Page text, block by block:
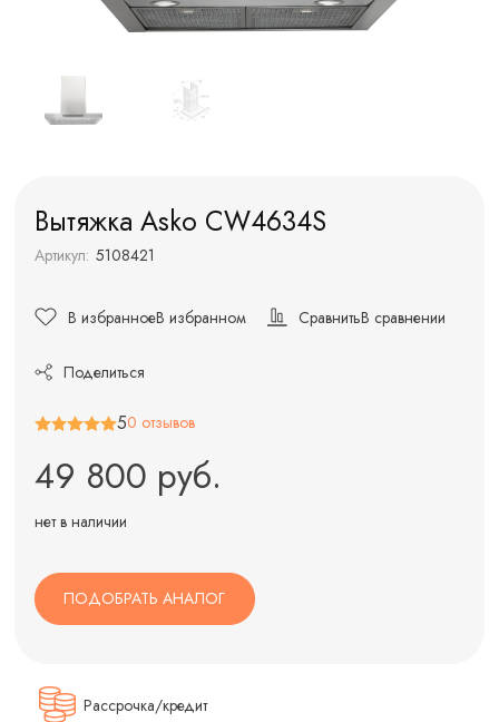
Вытяжка Asko CW4634S
Артикул: 5108421
В избранноеВ избранном СравнитьВ сравнении
Поделиться
50 отзывов
49 800 руб.
нет в наличии
ПОДОБРАТЬ АНАЛОГ
Рассрочка/кредит